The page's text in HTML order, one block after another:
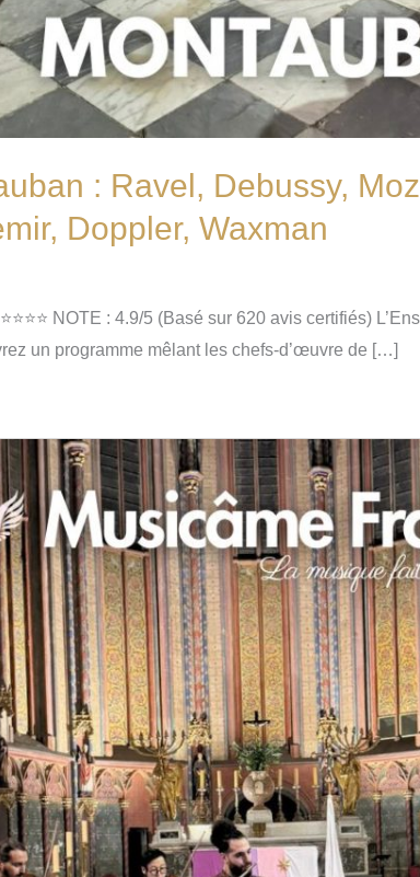
: Ravel, Debussy,
Doppler, Waxman
NOTE : 4.9/5 (Basé sur 620 avis certifiés)
un programme mêlant les chefs-d’œuvre de […]